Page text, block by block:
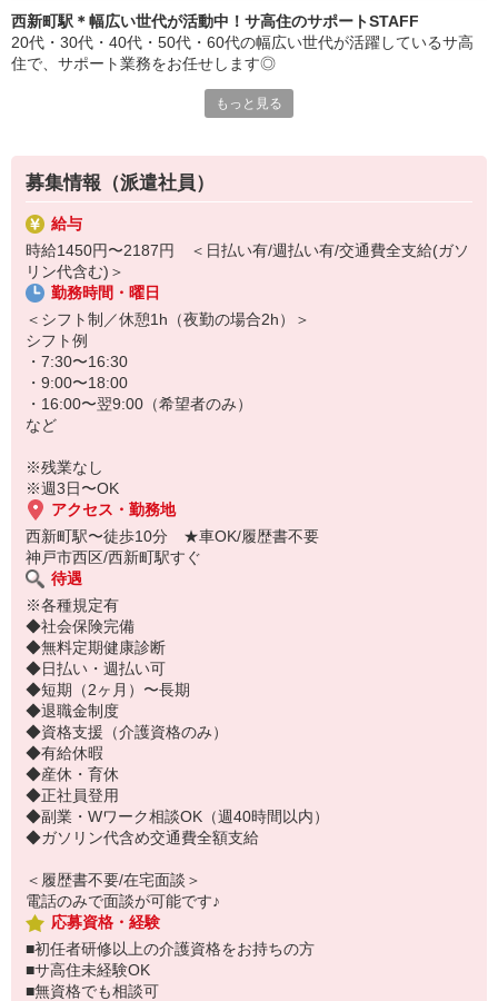
西新町駅＊幅広い世代が活動中！サ高住のサポートSTAFF
20代・30代・40代・50代・60代の幅広い世代が活躍しているサ高
住で、サポート業務をお任せします◎
・お話し相手やレクリエーションのサポート
・移動する際のお手伝い
など
介護度が低い方も多数入居する施設のため、身体的な負担は少なめ
です！年齢面で不安がある方もご安心ください◎
その他にも、気になることがあれば専属コーディネーターにお気軽
にご相談ください♪
もっと見る
募集情報（派遣社員）
給与
時給1450円〜2187円 ＜日払い有/週払い有/交通費全支給(ガソ
リン代含む)＞
勤務時間・曜日
＜シフト制／休憩1h（夜勤の場合2h）＞
シフト例
・7:30〜16:30
・9:00〜18:00
・16:00〜翌9:00（希望者のみ）
など
※残業なし
※週3日〜OK
アクセス・勤務地
西新町駅〜徒歩10分 ★車OK/履歴書不要
神戸市西区/西新町駅すぐ
待遇
※各種規定有
◆社会保険完備
◆無料定期健康診断
◆日払い・週払い可
◆短期（2ヶ月）〜長期
◆退職金制度
◆資格支援（介護資格のみ）
◆有給休暇
◆産休・育休
◆正社員登用
◆副業・Wワーク相談OK（週40時間以内）
◆ガソリン代含め交通費全額支給
＜履歴書不要/在宅面談＞
電話のみで面談が可能です♪
応募資格・経験
■初任者研修以上の介護資格をお持ちの方
■サ高住未経験OK
■無資格でも相談可